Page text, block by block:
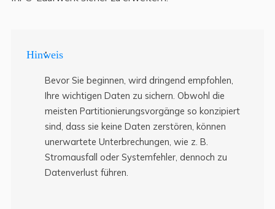
Hinweis
:
Bevor Sie beginnen, wird dringend empfohlen,
Ihre wichtigen Daten zu sichern. Obwohl die
meisten Partitionierungsvorgänge so konzipiert
sind, dass sie keine Daten zerstören, können
unerwartete Unterbrechungen, wie z. B.
Stromausfall oder Systemfehler, dennoch zu
Datenverlust führen.